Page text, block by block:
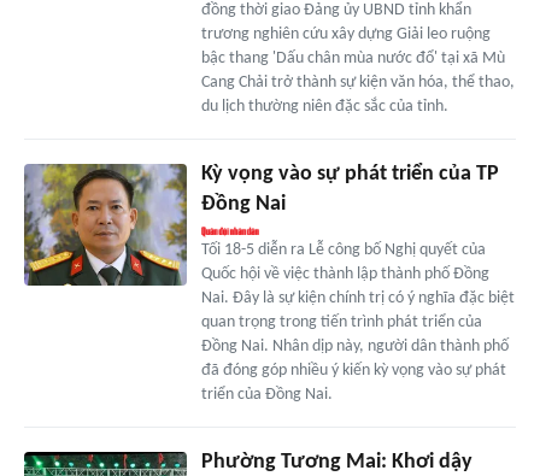
đồng thời giao Đảng ủy UBND tỉnh khẩn
trương nghiên cứu xây dựng Giải leo ruộng
bậc thang 'Dấu chân mùa nước đổ' tại xã Mù
Cang Chải trở thành sự kiện văn hóa, thể thao,
du lịch thường niên đặc sắc của tỉnh.
Kỳ vọng vào sự phát triển của TP
Đồng Nai
Tối 18-5 diễn ra Lễ công bố Nghị quyết của
Quốc hội về việc thành lập thành phố Đồng
Nai. Đây là sự kiện chính trị có ý nghĩa đặc biệt
quan trọng trong tiến trình phát triển của
Đồng Nai. Nhân dịp này, người dân thành phố
đã đóng góp nhiều ý kiến kỳ vọng vào sự phát
triển của Đồng Nai.
Phường Tương Mai: Khơi dậy